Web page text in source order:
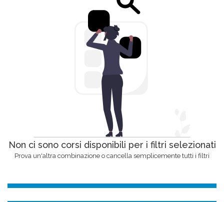
Non ci sono corsi disponibili per i filtri selezionati
Prova un'altra combinazione o cancella semplicemente tutti i filtri